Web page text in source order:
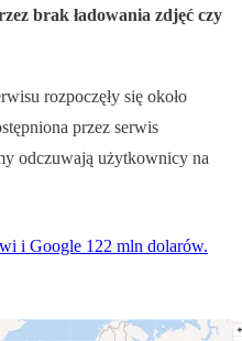
brak ładowania zdjęć czy
rozpoczęły się około
przez serwis
odczuwają użytkownicy na
i Google 122 mln dolarów.